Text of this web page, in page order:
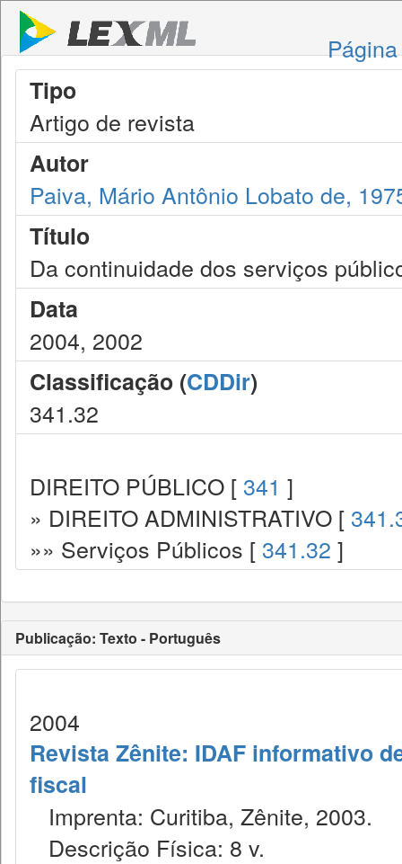
Tipo
Artigo de revista
Autor
Paiva, Mário Antônio Lobato de,
Título
Da continuidade dos serviços
Data
2004, 2002
Classificação (CDDir)
341.32
DIREITO PÚBLICO [ 341 ]
» DIREITO ADMINISTRATIVO [
»» Serviços Públicos [ 341.32 ]
Publicação: Texto - Português
2004
Revista Zênite: IDAF informativo
fiscal
Imprenta: Curitiba, Zênite, 2003.
Descrição Física: 8 v.